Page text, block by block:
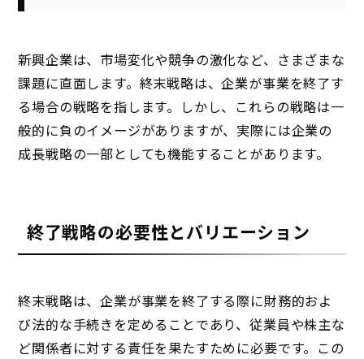
新興企業は、市場変化や競争の激化など、さまざまな
課題に直面します。終末戦略は、企業が事業を終了す
る場合の戦略を指します。しかし、これらの戦略は一
般的に負のイメージがありますが、実際には企業の
成長戦略の一部としても機能することがあります。
終了戦略の必要性とバリエーション
終末戦略は、企業が事業を終了する際に財務的およ
び法的な手続きを定めることであり、従業員や株主な
ど関係者に対する責任を果たすために必要です。この